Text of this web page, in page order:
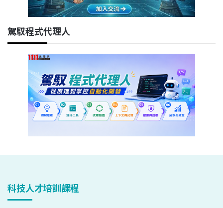
駕馭程式代理人
科技人才培訓課程